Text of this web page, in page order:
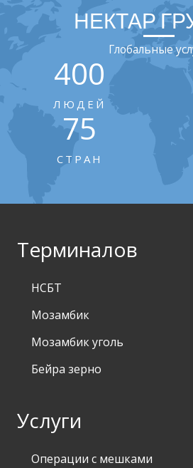
НЕКТАР
Глобальные
400
ЛЮДЕЙ
75
СТРАН
Терминалов
НСБТ
Мозамбик
Мозамбик уголь
Бейра зерно
Услуги
Операции с мешками